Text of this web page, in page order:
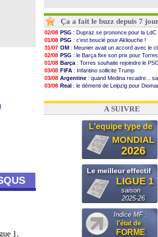
Ça a fait le buzz depuis 7
02/08 PSG : Dupraz se prononce pour la LdC
01/08 PSG : c'est bouclé pour Akliouche !
31/07 OM : Meunier avait un accord avec le
02/08 PSG : le Barça fixe son prix pour Torres
01/08 Barça : Torres souhaite rejoindre le
03/08 FIFA : Infantino sollicite Trump
03/08 Argentine : quand Medina recadre...
03/08 Real : le démenti de Leipzig pour
31/07 FIFA: le conseiller d'Infantino
A SUIVRE
L'equipe type de
MONDIAL
2026
Le meilleur effectif
LIGUE 1
saison
2025-26
Indice MF :
l'état de
FORME